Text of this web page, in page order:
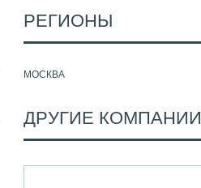
РЕГИОНЫ
МОСКВА
ДРУГИЕ КОМПАНИИ